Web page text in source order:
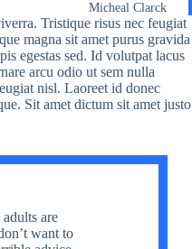
Micheal Clarck
Tristique risus nec feugiat
magna sit amet purus gravida
egestas sed. Id volutpat lacus
arcu odio ut sem nulla
nisl. Laoreet id donec
Sit amet dictum sit amet justo
are
want to